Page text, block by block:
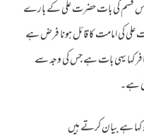
قسم کی بات حضرت علی کے بارے
کی امامت کا قائل ہونا فرض ہے
کافر کہا یہی بات ہے جس کی وجہ سے
ہے۔
کہا ہے بیان کرتے ہیں